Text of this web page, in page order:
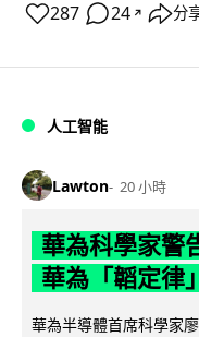
287 24 ↗ 分
人工智能
Lawton 20 小時
華為科學家警
華為「韜定律
華為半導體首席科學家